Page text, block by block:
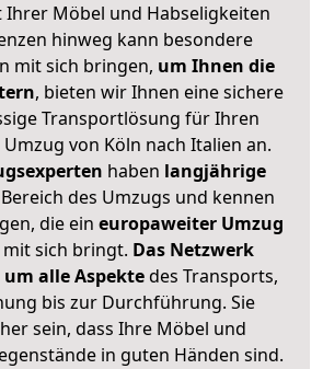
Ihrer Möbel und Habseligkeiten
hinweg kann besondere
mit sich bringen, um Ihnen die
, bieten wir Ihnen eine sichere
Transportlösung für Ihren
von Köln nach Italien an.
haben langjährige
des Umzugs und kennen
die ein europaweiter Umzug
sich bringt. Das Netzwerk
alle Aspektedes Transports,
bis zur Durchführung. Sie
sein, dass Ihre Möbel und
in guten Händen sind.